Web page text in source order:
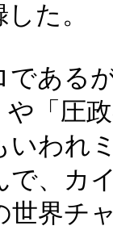
た。
ある
「圧
いわれ
で、カ
世界チ